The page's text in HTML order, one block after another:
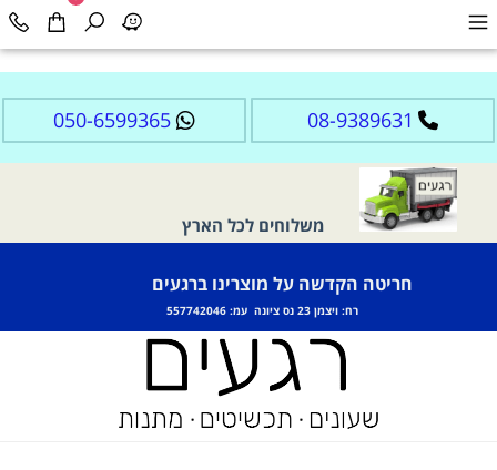
08-9389631
050-6599365
משלוחים לכל הארץ
חריטה הקדשה על מוצרינו ברגעים
רח: ויצמן 23 נס ציונה עמ: 557742046